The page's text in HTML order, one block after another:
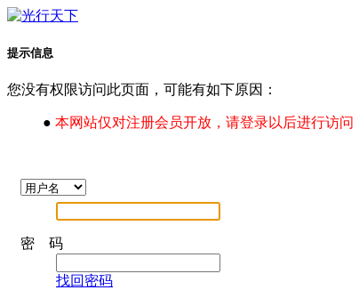
提示信息
您没有权限访问此页面，可能有如下原因：
● 本网站仅对注册会员开放，请登录以后进行访问
密 码
找回密码